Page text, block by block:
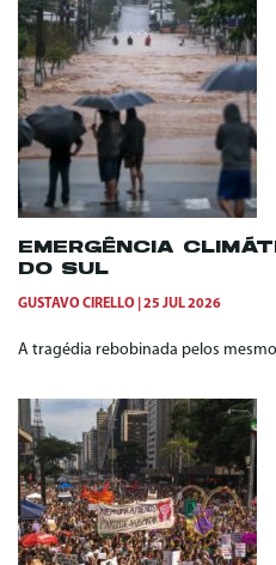
EMERGÊNCIA
DO SUL
GUSTAVO CIRELLO 25 JUL 2026
A tragédia rebobinada pelos